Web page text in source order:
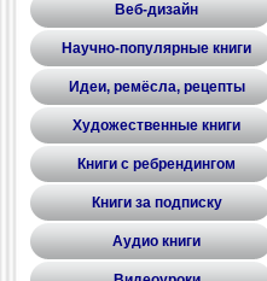
Веб-дизайн
Научно-популярные книги
Идеи, ремёсла, рецепты
Художественные книги
Книги с ребрендингом
Книги за подписку
Аудио книги